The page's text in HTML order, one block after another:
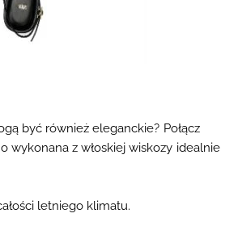
być również eleganckie? Połącz
wykonana z włoskiej wiskozy idealnie
letniego klimatu.